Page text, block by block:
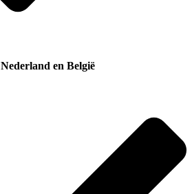
Nederland en België